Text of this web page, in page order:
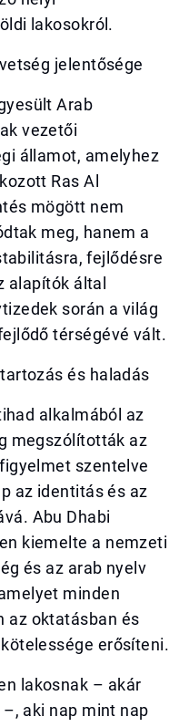
lakosokról.
jelentősége
Arab
vezetői
államot, amelyhez
Ras Al
mögött nem
meg, hanem a
fejlődésre
alapítók által
során a világ
térségévé vált.
és haladás
alkalmából az
megszólították az
szentelve
az identitás és az
Abu Dhabi
kiemelte a nemzeti
és az arab nyelv
minden
az oktatásban és
erősíteni.
lakosnak – akár
aki nap mint nap